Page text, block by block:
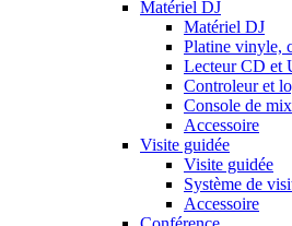
Matériel DJ
Matériel DJ
Platine vinyle,
Lecteur CD et
Controleur et
Console de
Accessoire
Visite guidée
Visite guidée
Système de
Accessoire